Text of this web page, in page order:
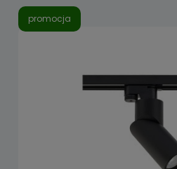
promocja